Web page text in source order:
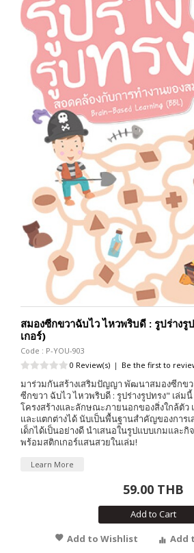
สมองซีกขวาฉับไว ไหวพริบดี : รูปร่าง
เกอร์)
Code : P-YOU-903
0 Review(s) | Be the first to
มาร่วมกันสร้างเสริมปัญญา พัฒนาสมองซีกข
ซีกขวา ฉับไว ไหวพริบดี : รูปร่างรูปทรง" เล่ม
โครงสร้างและลักษณะภายนอกของสิ่งใกล้ตัว
และแตกต่างได้ นับเป็นพื้นฐานสำคัญของการ
เด็กได้เป็นอย่างดี นำเสนอในรูปแบบเกมและ
พร้อมสติกเกอร์แสนสวยในเล่ม!
Learn More
59.00 THB
Add to Cart
Add to Wishlist
Add